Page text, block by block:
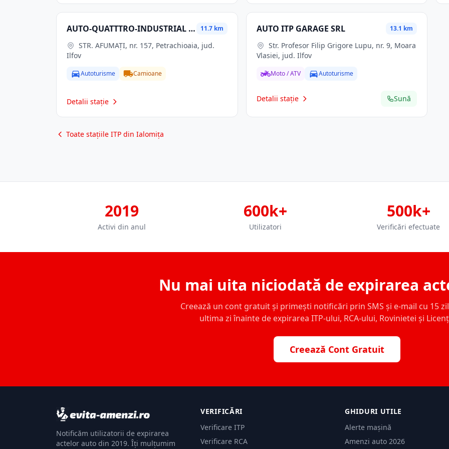
AUTO-QUATTTRO-INDUSTRIAL CORPORATE SRL 11.7 km
Ilfov
Autoturisme Camioane
Detalii stație
AUTO ITP GARAGE SRL 13.1 km
Vlasiei, jud. Ilfov
Moto / ATV Autoturisme
Detalii stație Sună
Toate stațiile ITP din Ialomița
2019
Activi din anul
600k+
Utilizatori
500k+
Verificări efectuate
Nu mai uita niciodată de expirarea
Creează un cont gratuit și primești notificări prin SMS și e-mail cu 15
ultima zi înainte de expirarea ITP-ului, RCA-ului, Rovinietei și
Creează Cont Gratuit
Notificăm utilizatorii de expirarea
actelor auto din 2019. Îți mulțumim
VERIFICĂRI
Verificare ITP
Verificare RCA
GHIDURI UTILE
Alerte mașină
Amenzi auto 2026